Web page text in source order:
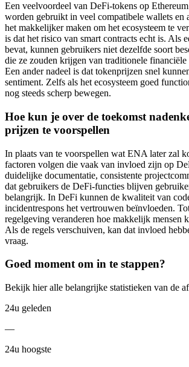
Een veelvoordeel van DeFi-tokens op
worden gebruikt in veel compatibele wallets en
het makkelijker maken om het ecosysteem te
is dat het risico van smart contracts echt is. Als
bevat, kunnen gebruikers niet dezelfde soort
die ze zouden krijgen van traditionele financiële
Een ander nadeel is dat tokenprijzen snel
sentiment. Zelfs als het ecosysteem goed
nog steeds scherp bewegen.
Hoe kun je over de toekomst
prijzen te voorspellen
In plaats van te voorspellen wat ENA later zal
factoren volgen die vaak van invloed zijn op
duidelijke documentatie, consistente
dat gebruikers de DeFi-functies blijven
belangrijk. In DeFi kunnen de kwaliteit van
incidentrespons het vertrouwen beïnvloeden.
regelgeving veranderen hoe makkelijk mensen
Als de regels verschuiven, kan dat invloed
vraag.
Goed moment om in te stappen?
Bekijk hier alle belangrijke statistieken van de
24u geleden
—
24u hoogste